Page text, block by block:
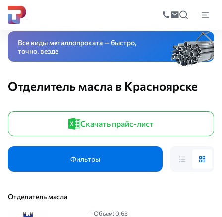
по
Главная Отделитель масла
Все виды металлопроката — быстро,
точно, везде
Отделитель масла в Красноярске
Скачать прайс-лист
Фильтры
Отделитель масла
- Объем: 0.63